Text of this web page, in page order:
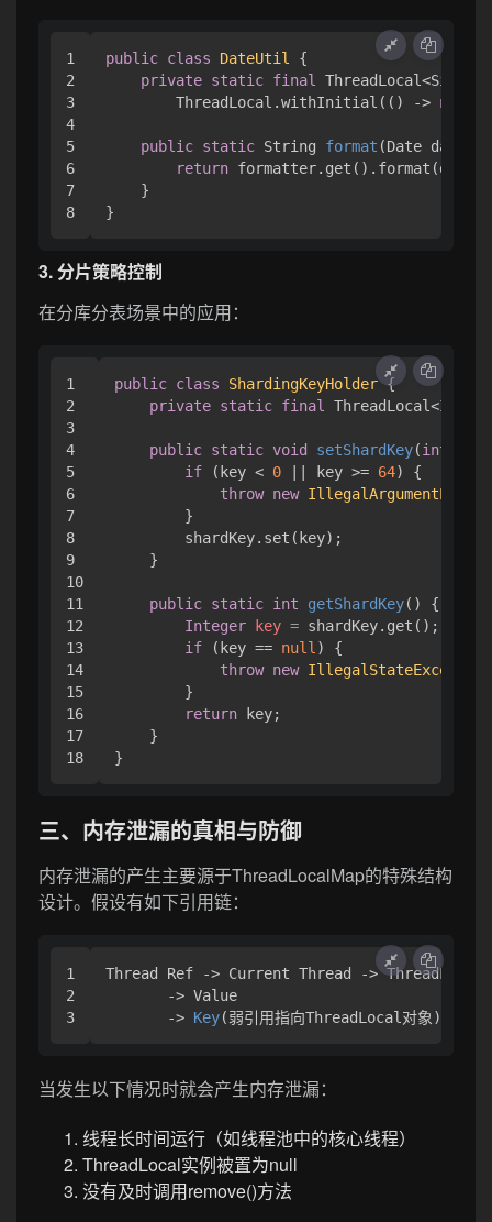
1
2
3
4
5
6
7
public class DateUtil
{
private static final
        ThreadLocal.withInitial(() ->
new
public static String format (Date date)
return formatter.get().format(date);
    }
3. 分片策略控制
在分库分表场景中的应用：
1
2
3
4
5
6
7
8
9
10
11
12
13
14
15
16
17
public class ShardingKeyHolder {
private static final
public static void setShardKey(int
if (key < 0 || key >= 64) {
throw new
        }
        shardKey.set(key);
    }
public static int getShardKey()
{
Integer
key = shardKey.get();
if (key == null ) {
throw new IllegalStateException
        }
return key;
    }
三、内存泄漏的真相与防御
内存泄漏的产生主要源于ThreadLocalMap的特殊结构
设计。假设有如下引用链：
1
2
Thread Ref -> Current Thread ->
-> Value
-> Key
当发生以下情况时就会产生内存泄漏：
线程长时间运行（如线程池中的核心线程）
ThreadLocal实例被置为null
没有及时调用remove()方法